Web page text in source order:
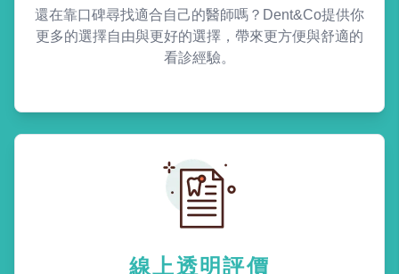
還在靠口碑尋找適合自己的醫師嗎？Dent&Co提供你
更多的選擇自由與更好的選擇，帶來更方便與舒適的
看診經驗。
線上透明評價